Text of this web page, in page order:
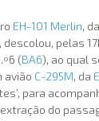
EH-101 Merlin, da
descolou, pelas
(BA6), ao qual
avião C-295M, da
para
do